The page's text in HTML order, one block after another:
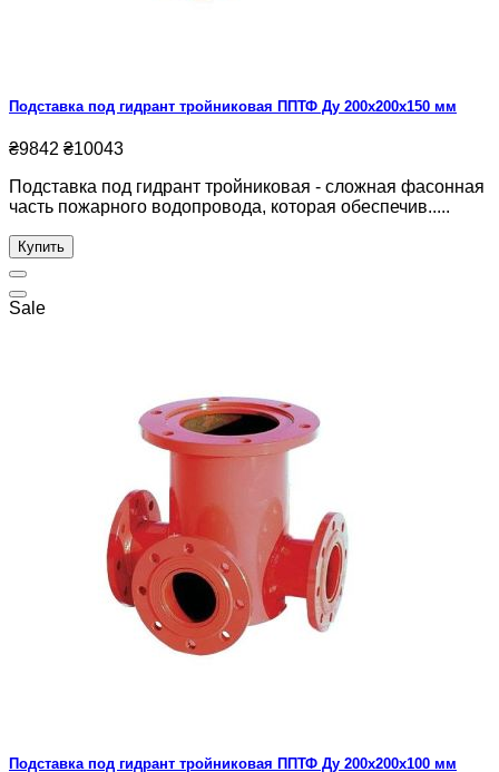
Подставка под гидрант тройниковая ППТФ Ду 200х200х150 мм
₴9842 ₴10043
Подставка под гидрант тройниковая - сложная фасонная
часть пожарного водопровода, которая обеспечив.....
Купить
Sale
Подставка под гидрант тройниковая ППТФ Ду 200х200х100 мм